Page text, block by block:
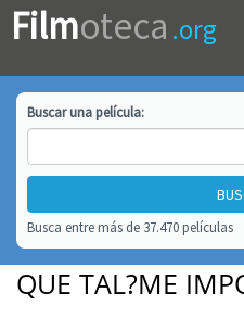
Filmoteca .org
Buscar unapelícula:
Busca entre más de 37.470 películas
QUE TAL?ME